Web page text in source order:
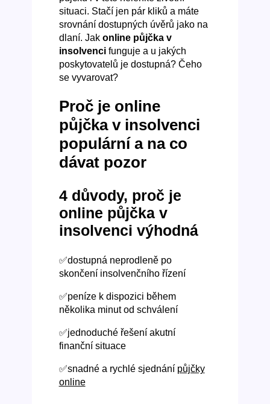
situaci. Stačí jen pár kliků a máte
srovnání dostupných úvěrů jako na
dlaní. Jak online půjčka v
insolvencifunguje a u jakých
poskytovatelů je dostupná? Čeho
se vyvarovat?
Proč je online
půjčka v insolvenci
populární a na co
dávat pozor
4 důvody, proč je
online půjčka v
insolvenci výhodná
✅dostupná neprodleně po
skončení insolvenčního řízení
✅peníze k dispozici během
několika minut od schválení
✅jednoduché řešení akutní
finanční situace
✅snadné a rychlé sjednání půjčky
online